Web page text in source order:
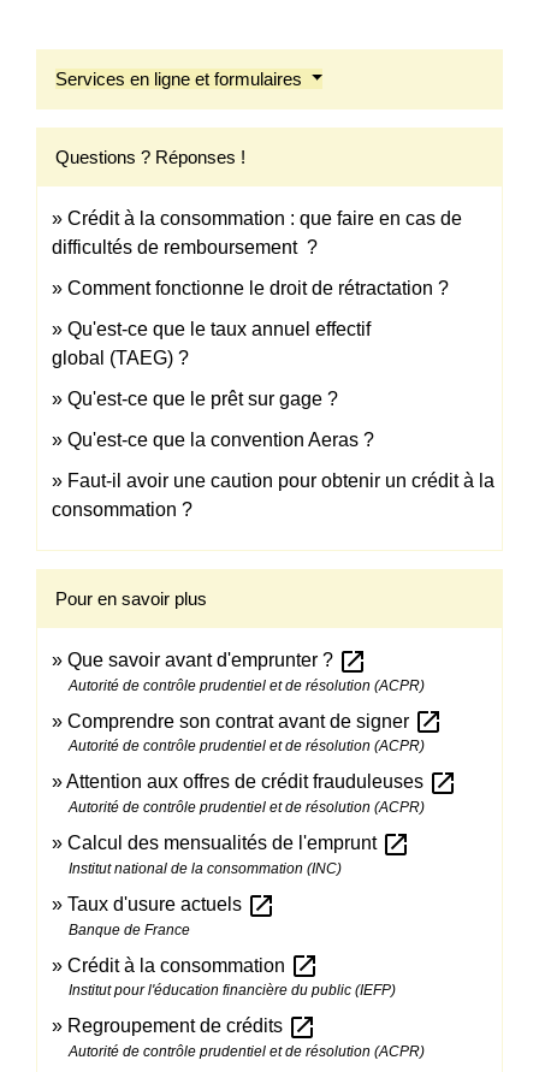
Services en ligne et formulaires
Questions ? Réponses !
Crédit à la consommation : que faire en cas de
difficultés de remboursement ?
Comment fonctionne le droit de rétractation ?
Qu'est-ce que le taux annuel effectif
global (TAEG) ?
Qu'est-ce que le prêt sur gage ?
Qu'est-ce que la convention Aeras ?
Faut-il avoir une caution pour obtenir un crédit à la
consommation ?
Pour en savoir plus
Que savoir avant d'emprunter ? open_in_new
Autorité de contrôle prudentiel et de résolution (ACPR)
Comprendre son contrat avant de signer open_in_new
Autorité de contrôle prudentiel et de résolution (ACPR)
Attention aux offres de crédit frauduleuses open_in_new
Autorité de contrôle prudentiel et de résolution (ACPR)
Calcul des mensualités de l'emprunt open_in_new
Institut national de la consommation (INC)
Taux d'usure actuels open_in_new
Banque de France
Crédit à la consommation open_in_new
Institut pour l'éducation financière du public (IEFP)
Regroupement de crédits open_in_new
Autorité de contrôle prudentiel et de résolution (ACPR)